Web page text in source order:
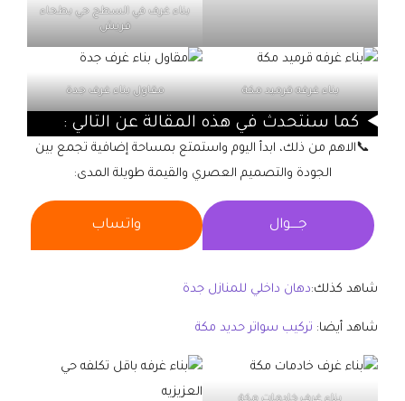
بناء غرف في السطح حي بطحاء
قريش
بناء غرفه قرميد مكة مقاول بناء غرف جدة
كما سنتحدث في هذه المقالة عن التالي :
📞الاهم من ذلك، ابدأ اليوم واستمتع بمساحة إضافية تجمع بين
الجودة والتصميم العصري والقيمة طويلة المدى:
جــــوال واتساب
شاهد كذلك:دهان داخلي للمنازل جدة
شاهد أيضا: تركيب سواتر حديد مكة